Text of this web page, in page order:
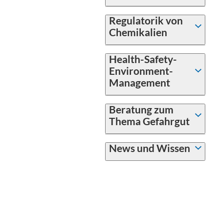
Regulatorik von
Chemikalien
Health-Safety-
Environment-
Management
Beratung zum
Thema Gefahrgut
News und Wissen